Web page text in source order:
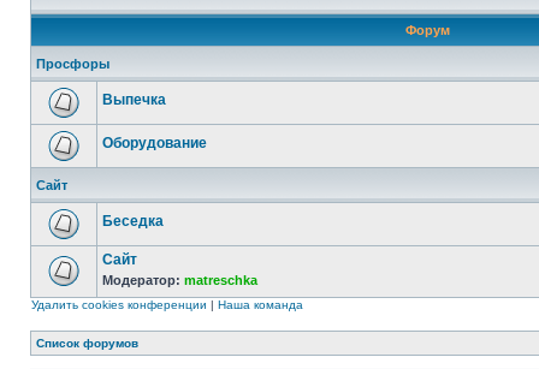
Форум
Просфоры
Выпечка
Оборудование
Сайт
Беседка
Сайт
Модератор: matreschka
Удалить cookies конференции | Наша команда
Список форумов